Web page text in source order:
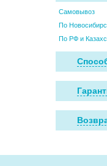
Самовывоз
По
По РФ и